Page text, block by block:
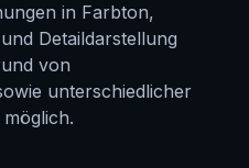
in Farbton,
Detaildarstellung
von
unterschiedlicher